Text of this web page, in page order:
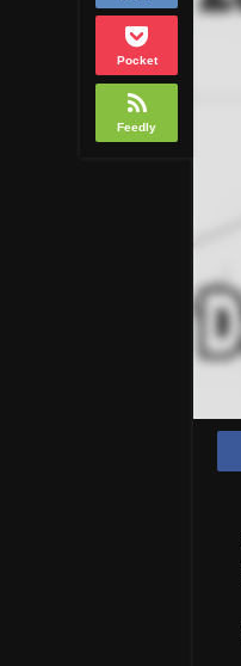
Pocket
Feedly